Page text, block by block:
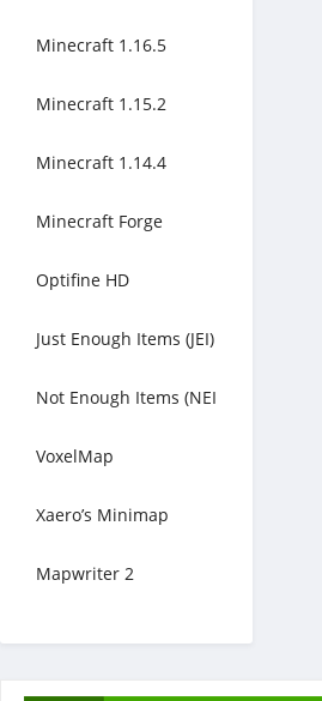
Minecraft 1.16.5
Minecraft 1.15.2
Minecraft 1.14.4
Minecraft Forge
Optifine HD
Just Enough Items (JEI)
Not Enough Items (NEI
VoxelMap
Xaero’s Minimap
Mapwriter 2